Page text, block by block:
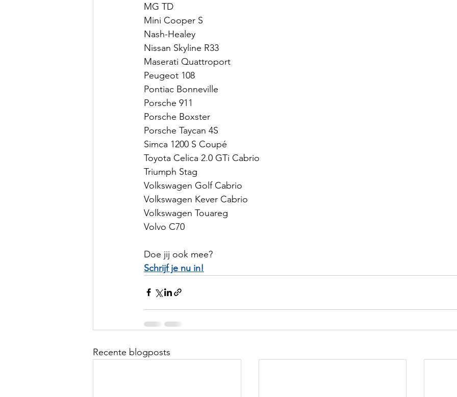
MG TD
Mini Cooper S
Nash-Healey
Nissan Skyline R33
Maserati Quattroport
Peugeot 108
Pontiac Bonneville
Porsche 911
Porsche Boxster
Porsche Taycan 4S
Simca 1200 S Coupé
Toyota Celica 2.0 GTi Cabrio
Triumph Stag
Volkswagen Golf Cabrio
Volkswagen Kever Cabrio
Volkswagen Touareg
Volvo C70
Doe jij ook mee?
Schrijf je nu in!
Recente blogposts